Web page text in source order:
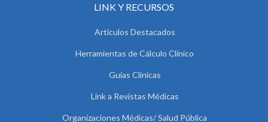
LINK Y RECURSOS
Artículos Destacados
Herramientas de Cálculo Clínico
Guías Clínicas
Link a Revistas Médicas
Organizaciones Médicas/ Salud Pública